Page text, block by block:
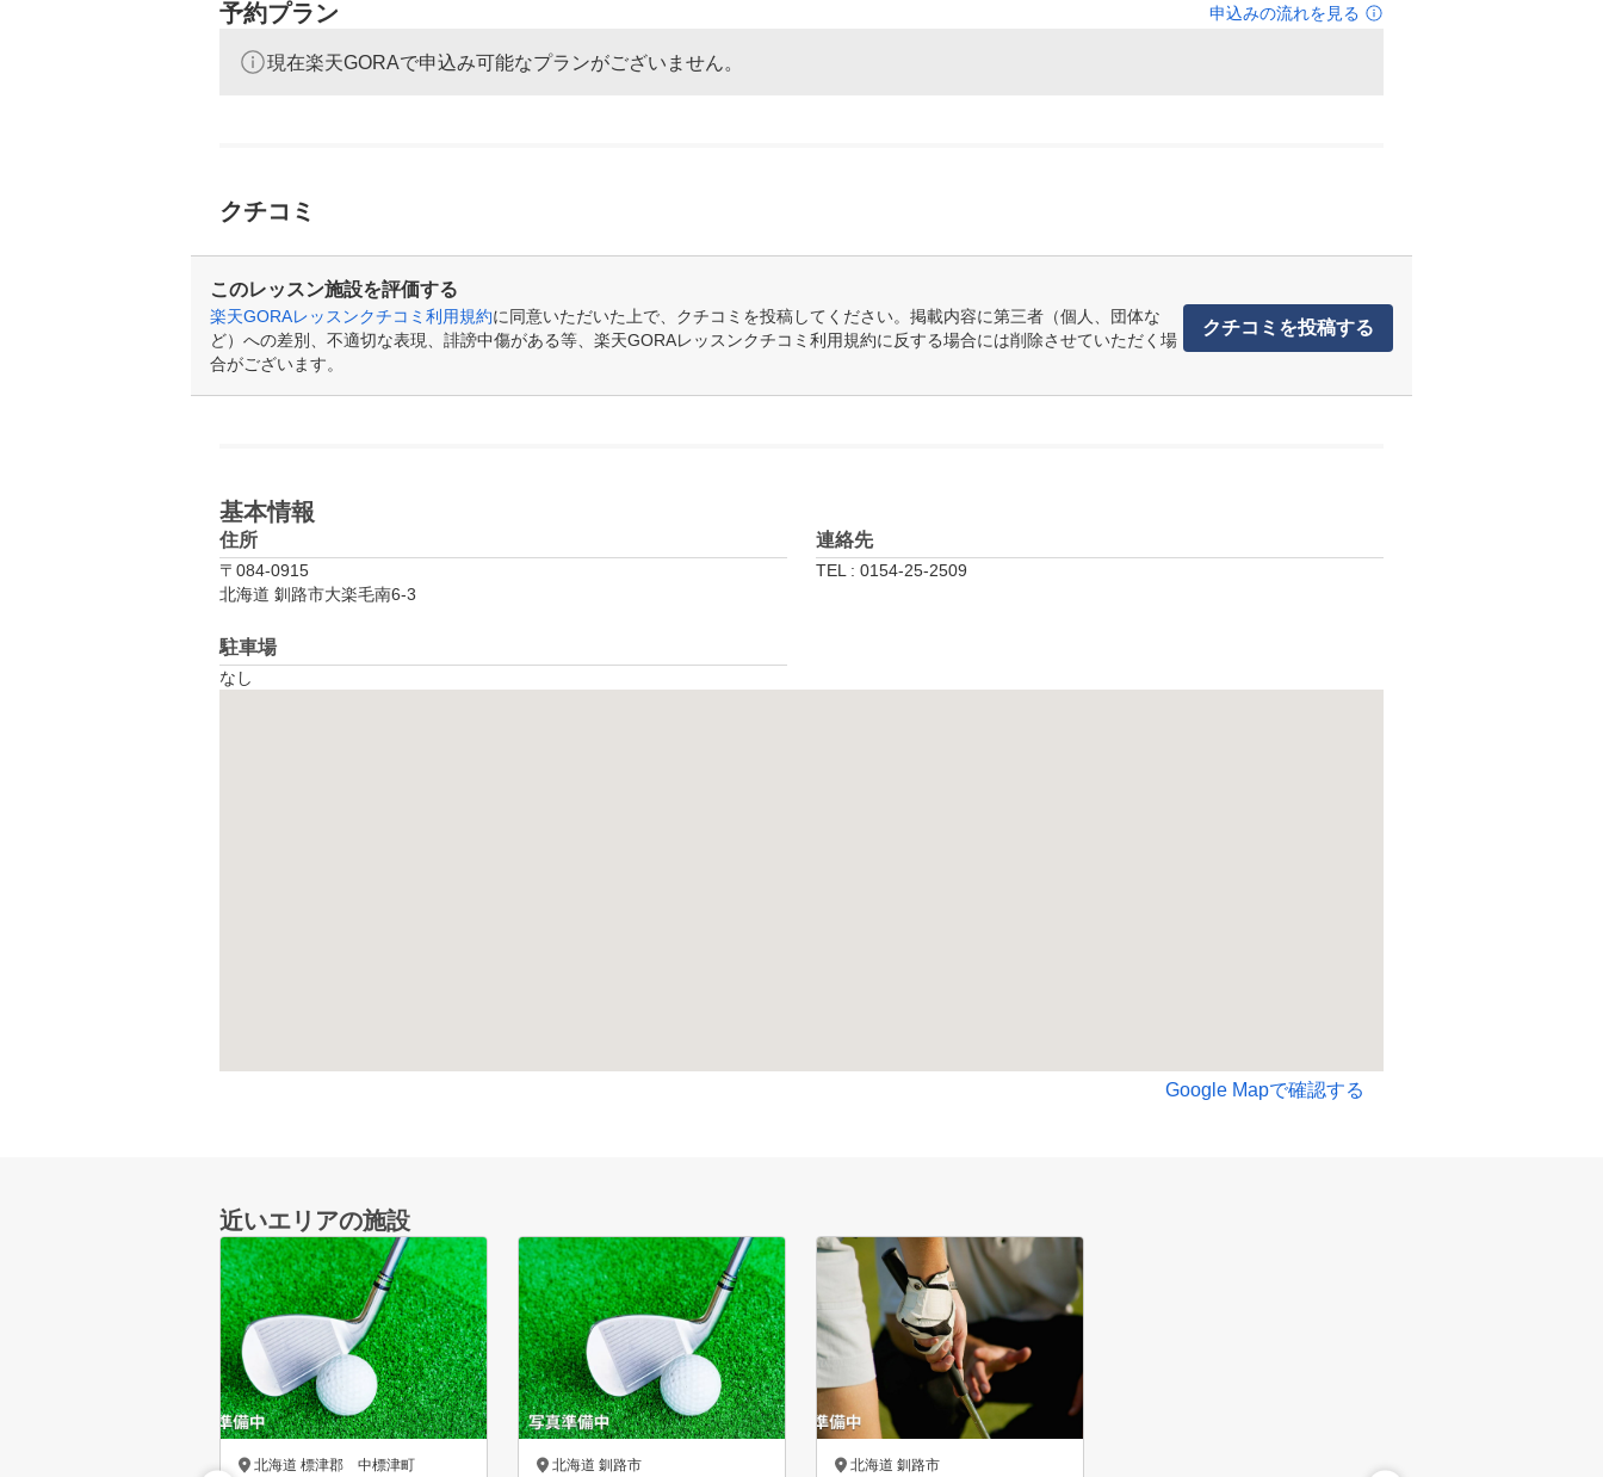
予約プラン 申込みの流れを見る
現在楽天GORAで申込み可能なプランがございません。
クチコミ
このレッスン施設を評価する
楽天GORAレッスンクチコミ利用規約に同意いただいた上で、クチコミを投稿してください。掲載内容に第三者（個人、団体な
ど）への差別、不適切な表現、誹謗中傷がある等、楽天GORAレッスンクチコミ利用規約に反する場合には削除させていただく場
合がございます。
クチコミを投稿する
基本情報
住所
〒084-0915
北海道 釧路市大楽毛南6-3
連絡先
TEL : 0154-25-2509
駐車場
なし
Google Mapで確認する
近いエリアの施設
北海道 標津郡 中標津町 北海道 釧路市 北海道 釧路市